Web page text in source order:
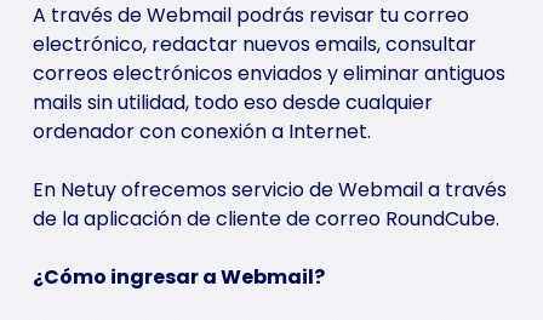
A través de Webmail podrás revisar tu correo
electrónico, redactar nuevos emails, consultar
correos electrónicos enviados y eliminar antiguos
mails sin utilidad, todo eso desde cualquier
ordenador con conexión a Internet.
En Netuy ofrecemos servicio de Webmail a través
de la aplicación de cliente de correo RoundCube.
¿Cómo ingresar a Webmail?